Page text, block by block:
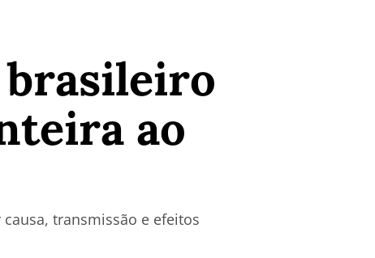
brasileiro
ao
transmissão e efeitos